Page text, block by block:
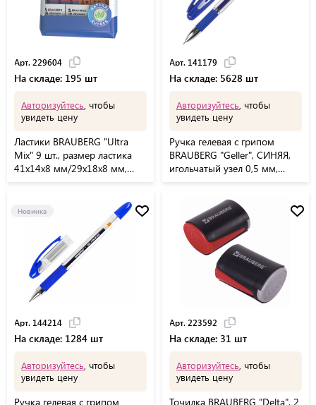
Арт. 229604
На складе: 195 шт
Авторизуйтесь , чтобы
увидеть цену
Ластики BRAUBERG "Ultra
Mix" 9 шт., размер ластика
41х14х8 мм/29х18х8 мм,
Арт. 141179
На складе: 5628 шт
Авторизуйтесь , чтобы
увидеть цену
Ручка гелевая с грипом
BRAUBERG "Geller", СИНЯЯ,
игольчатый узел 0,5 мм,
Новинка
Арт. 144214
На складе: 1284 шт
Авторизуйтесь , чтобы
увидеть цену
Ручка гелевая с грипом
Арт. 223592
На складе: 31 шт
Авторизуйтесь , чтобы
увидеть цену
Точилка BRAUBERG "Delta", 2